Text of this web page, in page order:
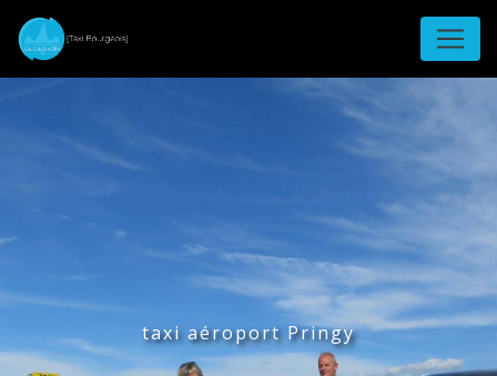
taxi aéroport Pringy
Panneau de gestion des cookies